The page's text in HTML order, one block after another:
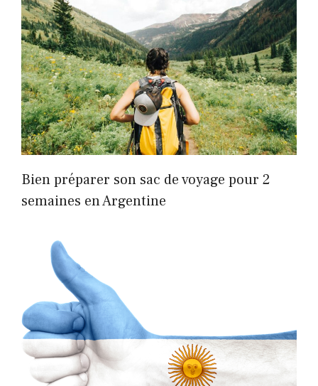
Bien préparer son sac de voyage pour 2
semaines en Argentine